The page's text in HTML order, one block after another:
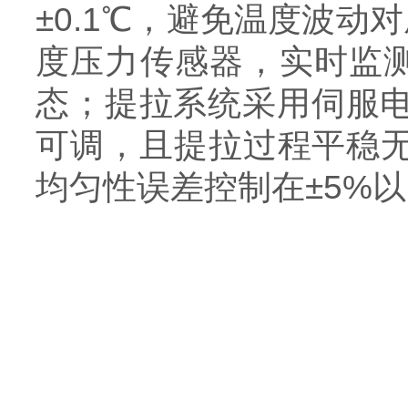
±0.1℃，避免温度波动
度压力传感器，实时监
态；提拉系统采用伺服
可调，且提拉过程平稳
均匀性误差控制在±5%